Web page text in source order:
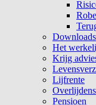
Het
Krijg
Lijfrente
Pensioen